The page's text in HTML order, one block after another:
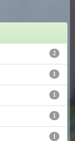
2
1
1
1
1